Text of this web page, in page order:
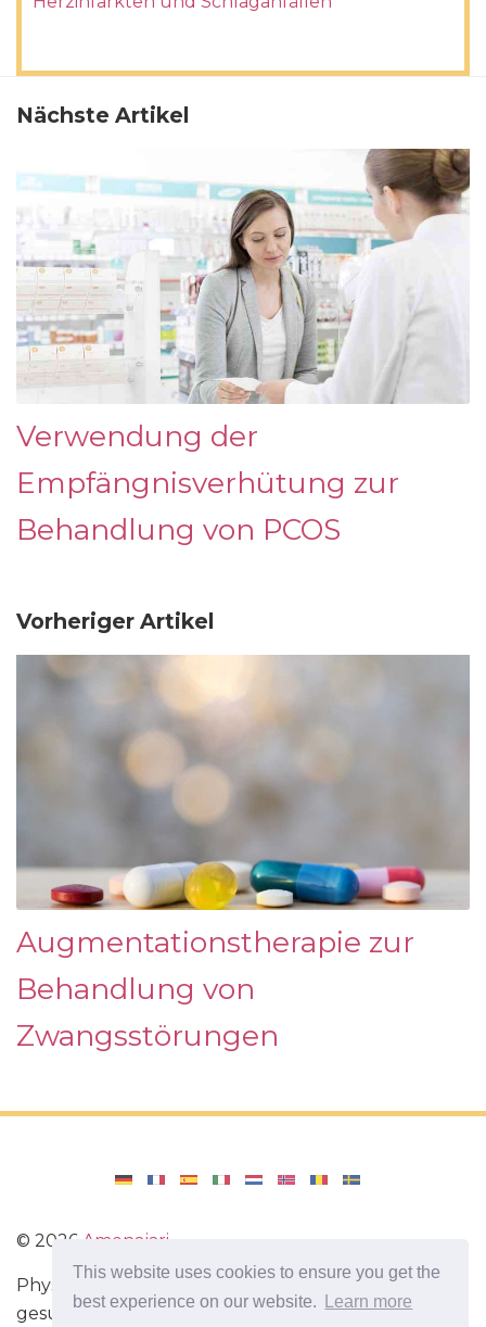
This website uses cookies to ensure you get the
best experience on our website.
Learn more
Nächste Artikel
Verwendung der
Empfängnisverhütung zur
Behandlung von PCOS
Vorheriger Artikel
Augmentationstherapie zur
Behandlung von
Zwangsstörungen
© 2026 Amenajari
Physische Übungen. Diäten und Rezepte für eine
gesunde Ernährung. Übungen für das Gehirn.